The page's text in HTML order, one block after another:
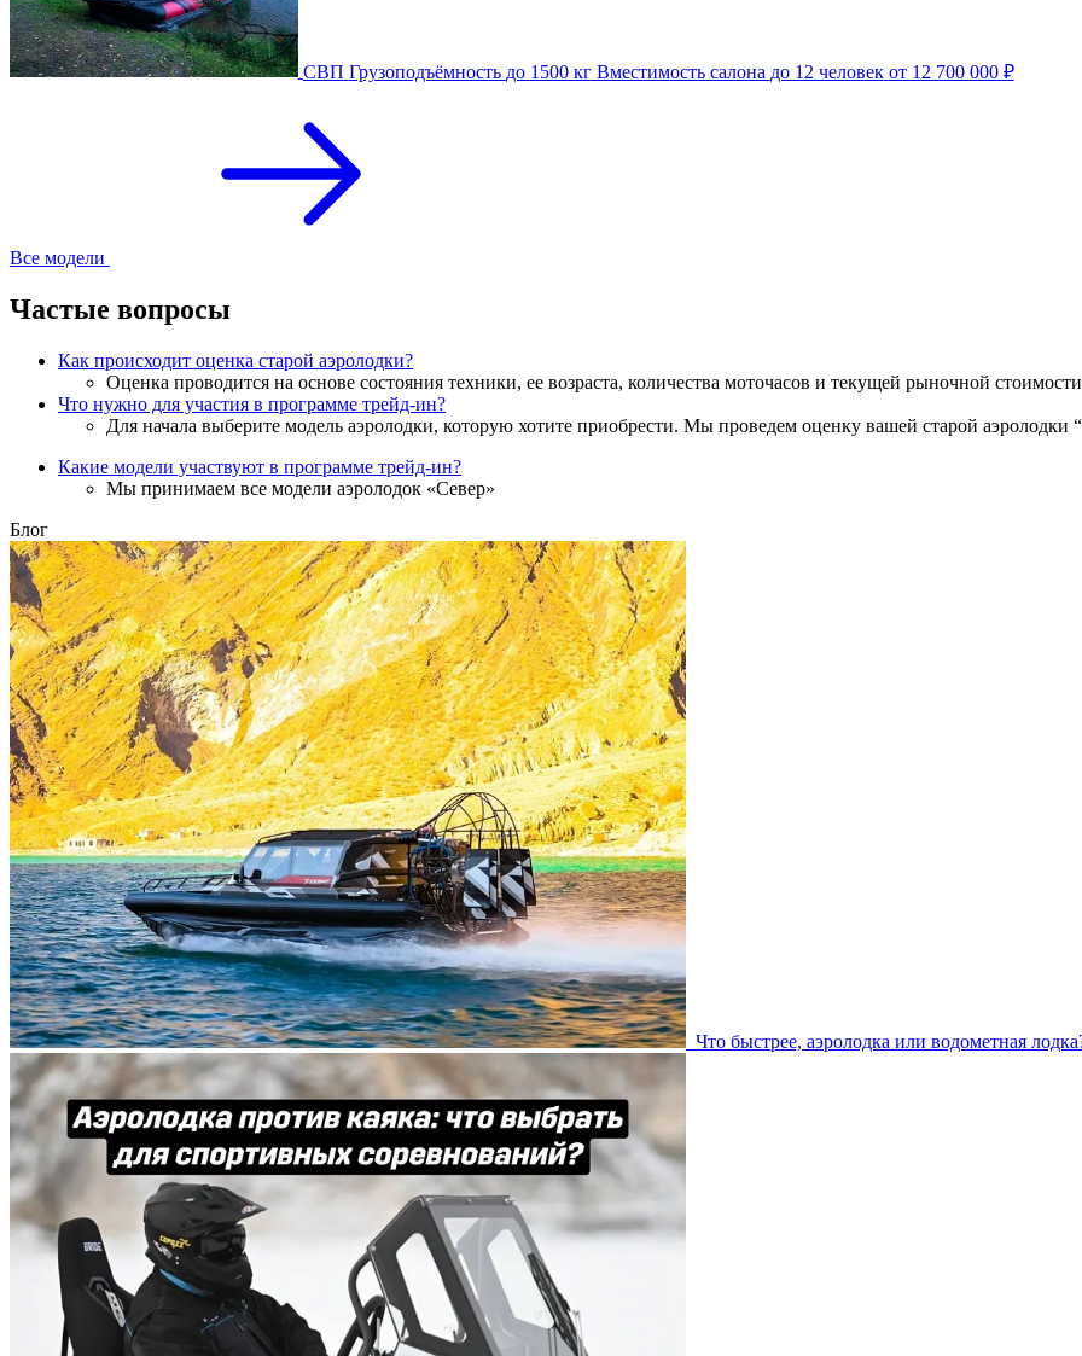
СВП Грузоподъёмность до 1500 кг Вместимость салона до 12 человек от 12 700 000 ₽
Все модели
Частые вопросы
Как происходит оценка старой аэролодки?
Оценка проводится на основе состояния техники, ее возраста, количества моточасов и текущей рыночной
Что нужно для участия в программе трейд-ин?
Для начала выберите модель аэролодки, которую хотите приобрести. Мы проведем оценку вашей старой аэролодки
Какие модели участвуют в программе трейд-ин?
Мы принимаем все модели аэролодок «Север»
Блог
Что быстрее, аэролодка или водометная